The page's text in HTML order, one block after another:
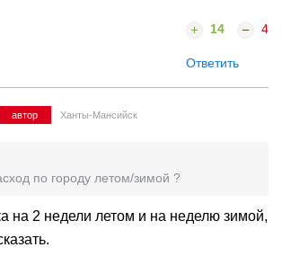
14 4
Ответить
автор Ханты-Мансийск
по городу летом/зимой ?
на 2 недели летом и на неделю зимой,